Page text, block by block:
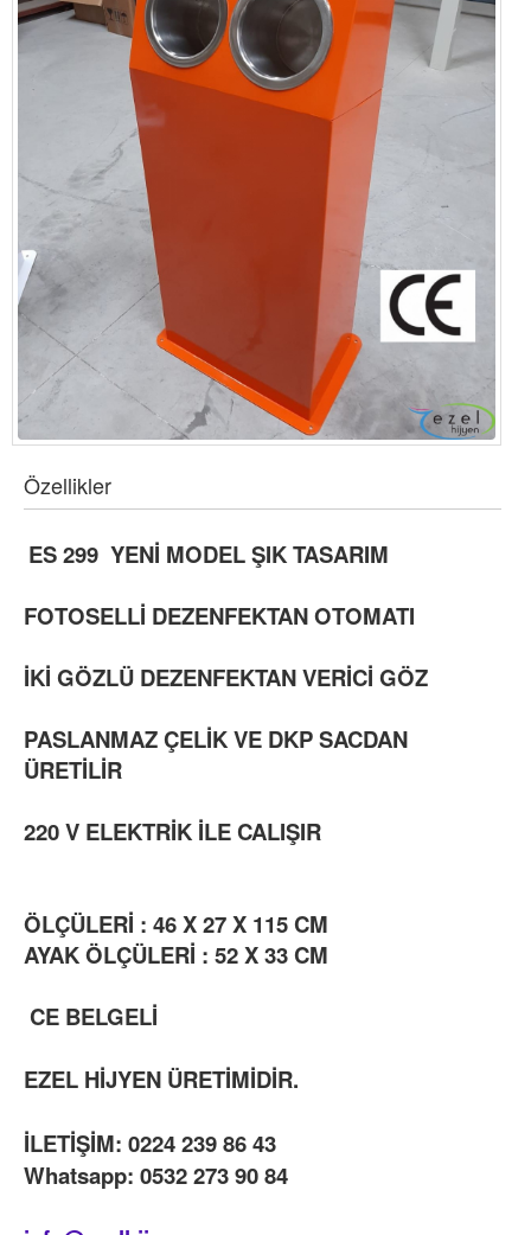
Özellikler
ES 299 YENİ MODEL ŞIK TASARIM
FOTOSELLİ DEZENFEKTAN OTOMATI
İKİ GÖZLÜ DEZENFEKTAN VERİCİ GÖZ
PASLANMAZ ÇELİK VE DKP SACDAN
ÜRETİLİR
220 V ELEKTRİK İLE CALIŞIR
ÖLÇÜLERİ : 46 X 27 X 115 CM
AYAK ÖLÇÜLERİ : 52 X 33 CM
CE BELGELİ
EZEL HİJYEN ÜRETİMİDİR.
İLETİŞİM: 0224 239 86 43
Whatsapp: 0532 273 90 84